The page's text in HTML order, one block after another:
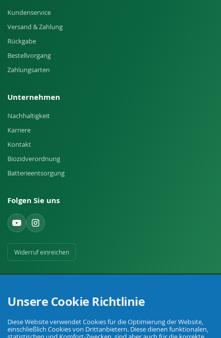
Kundenservice
Versand & Zahlung
Rückgabe
Bestellvorgang
Zahlungsarten
Unternehmen
Nachhaltigkeit
Karriere
Kontakt
Biozidverordnung
Batterieentsorgung
Folgen Sie uns
Widerruf einreichen
Ihr Fachhandel für Landwirtschaft, Viehhaltung, Haus, Hof und Garten.
Unsere Cookie Richtlinie
Diese Website verwendet Cookies für die Optimierung der Website,
einschließlich Cookies von Drittanbietern. Diese dienen funktionalen,